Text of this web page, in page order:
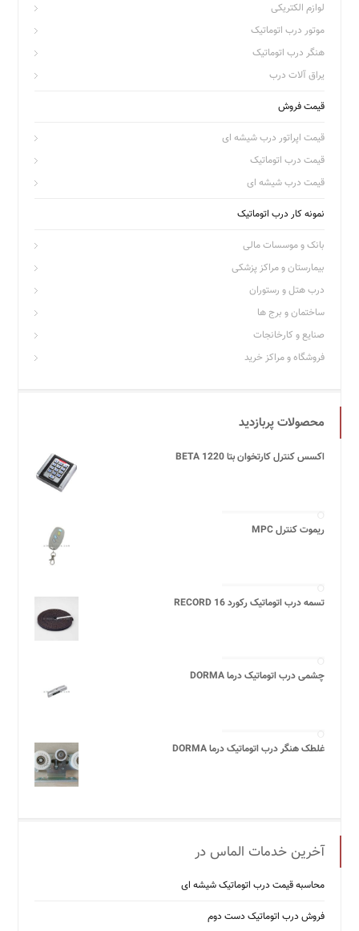
لوازم الکتریکی
موتور درب اتوماتیک
هنگر درب اتوماتیک
یراق آلات درب
قیمت فروش
قیمت اپراتور درب شیشه ای
قیمت درب اتوماتیک
قیمت درب شیشه ای
نمونه کار درب اتوماتیک
بانک و موسسات مالی
بیمارستان و مراکز پزشکی
درب هتل و رستوران
ساختمان و برج ها
صنایع و کارخانجات
فروشگاه و مراکز خرید
محصولات پربازدید
اکسس کنترل کارتخوان بتا BETA 1220
ریموت کنترل MPC
تسمه درب اتوماتیک رکورد 16 RECORD
چشمی درب اتوماتیک درما DORMA
غلطک هنگر درب اتوماتیک درما DORMA
آخرین خدمات الماس در
محاسبه قیمت درب اتوماتیک شیشه ‌ای
فروش درب اتوماتیک دست دوم